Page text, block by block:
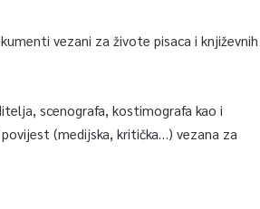
vezani za živote pisaca i književnih
scenografa, kostimografa kao i
(medijska, kritička…) vezana za